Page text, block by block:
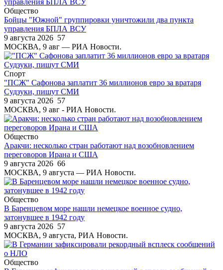
Общество
Бойцы "Южной" группировки уничтожили два пункта
управления БПЛА ВСУ
9 августа 2026 57
МОСКВА, 9 авг — РИА Новости.
Спорт
"ПСЖ" Сафонова заплатит 36 миллионов евро за вратаря
Судзуки, пишут СМИ
9 августа 2026 57
МОСКВА, 9 авг - РИА Новости.
Общество
Аракчи: несколько стран работают над возобновлением
переговоров Ирана и США
9 августа 2026 66
МОСКВА, 9 августа — РИА Новости.
Общество
В Баренцевом море нашли немецкое военное судно,
затонувшее в 1942 году
9 августа 2026 57
МОСКВА, 9 августа, РИА Новости.
Общество